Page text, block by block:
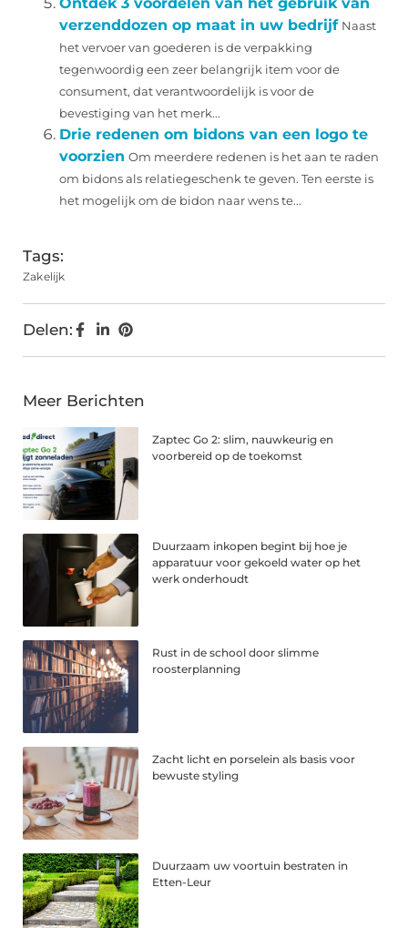
Ontdek 3 voordelen van het gebruik van
verzenddozen op maat in uw bedrijf Naast
het vervoer van goederen is de verpakking
tegenwoordig een zeer belangrijk item voor de
consument, dat verantwoordelijk is voor de
bevestiging van het merk...
Drie redenen om bidons van een logo te
voorzien Om meerdere redenen is het aan te raden
om bidons als relatiegeschenk te geven. Ten eerste is
het mogelijk om de bidon naar wens te...
Tags:
Zakelijk
Delen:
Meer Berichten
Zaptec Go 2: slim, nauwkeurig en
voorbereid op de toekomst
Duurzaam inkopen begint bij hoe je
apparatuur voor gekoeld water op het
werk onderhoudt
Rust in de school door slimme
roosterplanning
Zacht licht en porselein als basis voor
bewuste styling
Duurzaam uw voortuin bestraten in
Etten-Leur